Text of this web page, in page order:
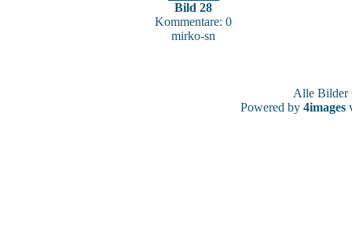
Bild 28
Kommentare: 0
mirko-sn
Alle
Powered by 4images